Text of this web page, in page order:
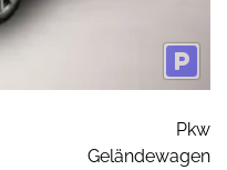
Pkw
Geländewagen